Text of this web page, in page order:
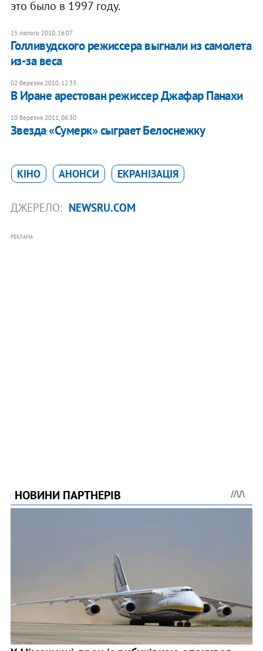
это было в 1997 году.
15 лютого 2010, 16:07
Голливудского режиссера выгнали из самолета
из-за веса
02 березня 2010, 12:33
В Иране арестован режиссер Джафар Панахи
10 березня 2011, 06:30
Звезда «Сумерк» сыграет Белоснежку
КІНО АНОНСИ ЕКРАНІЗАЦІЯ
ДЖЕРЕЛО: NEWSRU.COM
РЕКЛАМА